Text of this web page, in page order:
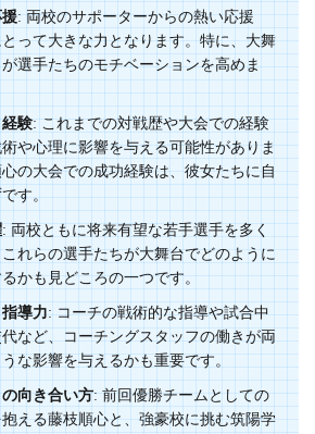
: 両校のサポーターからの熱い応援
って大きな力となります。特に、大舞
選手たちのモチベーションを高めま
験: これまでの対戦歴や大会での経験
や心理に影響を与える可能性がありま
の大会での成功経験は、彼女たちに自
す。
: 両校ともに将来有望な若手選手を多く
れらの選手たちが大舞台でどのように
かも見どころの一つです。
導力: コーチの戦術的な指導や試合中
など、コーチングスタッフの働きが両
な影響を与えるかも重要です。
向き合い方: 前回優勝チームとしての
える藤枝順心と、強豪校に挑む筑陽学